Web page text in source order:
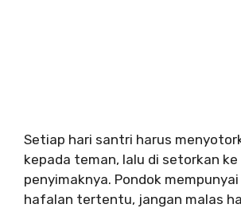
Setiap hari santri harus
kepada teman, lalu di setorkan
penyimaknya. Pondok
hafalan tertentu, jangan malas